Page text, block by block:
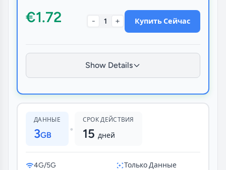
€1.72 - 1 + Купить Сейчас
Show Details
ДАННЫЕ
3GB •
СРОК ДЕЙСТВИЯ
15 дней
4G/5G
Только Данные